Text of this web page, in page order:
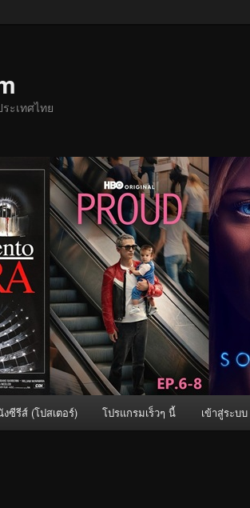
ะเทศไทย
ซีรีส์ (โปสเตอร์) โปรแกรมเร็วๆ นี้ เข้าสู่ระบบ